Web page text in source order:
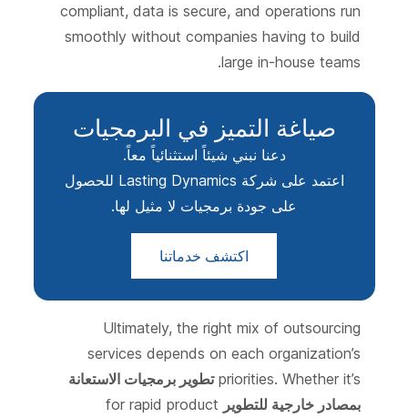
compliant, data is secure, and operations run
smoothly without companies having to build
large in-house teams.
صياغة التميز في البرمجيات
دعنا نبني شيئاً استثنائياً معاً.
اعتمد على شركة Lasting Dynamics للحصول
على جودة برمجيات لا مثيل لها.
اكتشف خدماتنا
Ultimately, the right mix of outsourcing
services depends on each organization’s
priorities. Whether it’s تطوير برمجيات الاستعانة
بمصادر خارجية للتطوير for rapid product